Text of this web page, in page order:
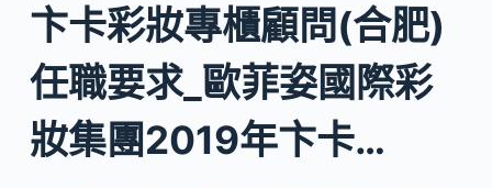
卞卡彩妝專櫃顧問(合肥)
任職要求_歐菲姿國際彩
妝集團2019年卞卡…